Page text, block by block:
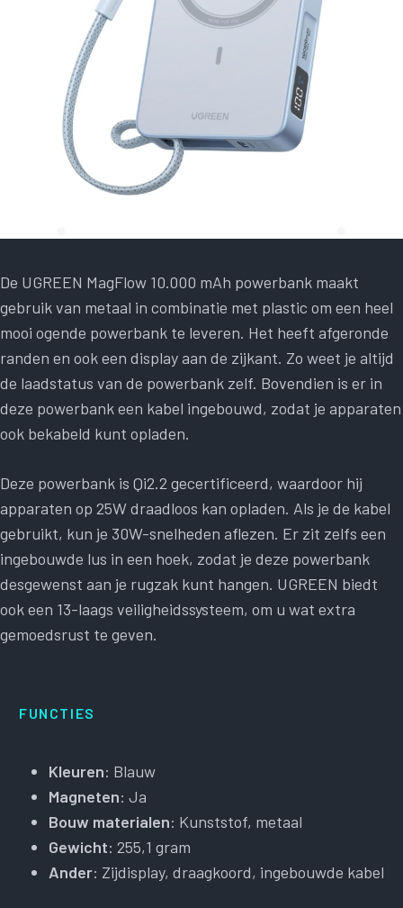
De UGREEN MagFlow 10.000 mAh powerbank maakt
gebruik van metaal in combinatie met plastic om een ​​heel
mooi ogende powerbank te leveren. Het heeft afgeronde
randen en ook een display aan de zijkant. Zo weet je altijd
de laadstatus van de powerbank zelf. Bovendien is er in
deze powerbank een kabel ingebouwd, zodat je apparaten
ook bekabeld kunt opladen.
Deze powerbank is Qi2.2 gecertificeerd, waardoor hij
apparaten op 25W draadloos kan opladen. Als je de kabel
gebruikt, kun je 30W-snelheden aflezen. Er zit zelfs een
ingebouwde lus in een hoek, zodat je deze powerbank
desgewenst aan je rugzak kunt hangen. UGREEN biedt
ook een 13-laags veiligheidssysteem, om u wat extra
gemoedsrust te geven.
FUNCTIES
Kleuren: Blauw
Magneten: Ja
Bouw materialen: Kunststof, metaal
Gewicht: 255,1 gram
Ander: Zijdisplay, draagkoord, ingebouwde kabel